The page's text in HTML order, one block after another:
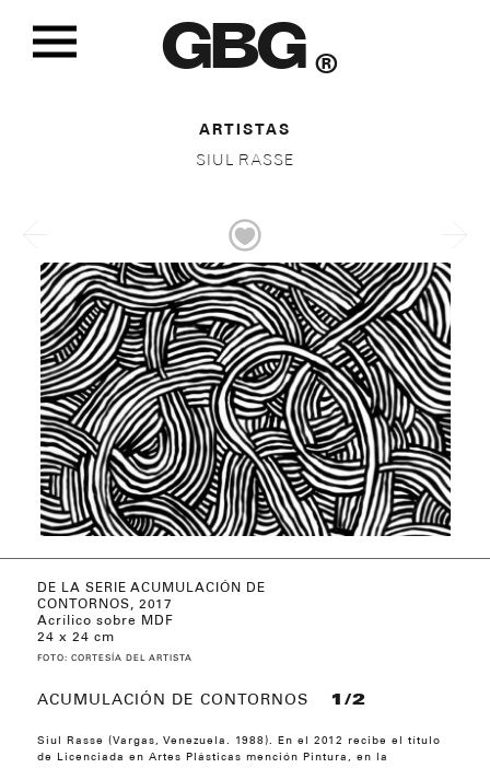
GBG ®
ARTISTAS
SIUL RASSE
DE LA SERIE ACUMULACIÓN DE
CONTORNOS, 2017
Acrílico sobre MDF
24 x 24 cm
FOTO: CORTESÍA DEL ARTISTA
DE LA SERIE ACUMULACIÓN DE
CONTORNOS, 2017
DE LA SERIE ATMÓSFERAS CROMÁTICAS,
2017
DE LA SERIE ATMÓSFERAS CROMÁTICAS,
2017
DE LA SERIE ATMÓSFERAS CROMÁTICAS,
2017
DE LA SERIE ATMÓSFERAS CROMÁTICAS,
2017
DE LA SERIE ATMÓSFERAS CROMÁTICAS,
2017
DE LA SERIE ATMÓSFERAS CROMÁTICAS
(DETALLE), 2017
DE LA SERIE ATMÓSFERAS CROMÁTICAS
(DETALLE), 2017
DE LA SERIE ATMÓSFERAS CROMÁTICAS
(DETALLE), 2017
BOCETO (MURAL), 2017
BOCETO (MURAL), 2017
ESTUDIOS CROMÁTICOS (CONJUNTO), 2018
ESTUDIOS CROMÁTICOS, 2018
ACUMULACIÓN DE CONTORNOS 1/2
Siul Rasse (Vargas, Venezuela. 1988). En el 2012 recibe el título
de Licenciada en Artes Plásticas mención Pintura, en la